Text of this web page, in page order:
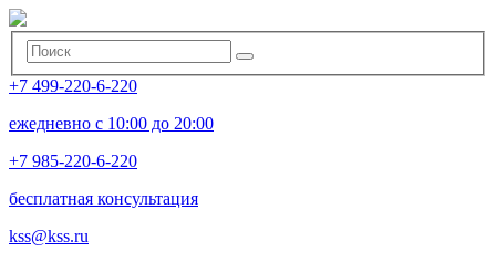
+7 499-220-6-220
ежедневно с 10:00 до 20:00
+7 985-220-6-220
бесплатная консультация
kss@kss.ru